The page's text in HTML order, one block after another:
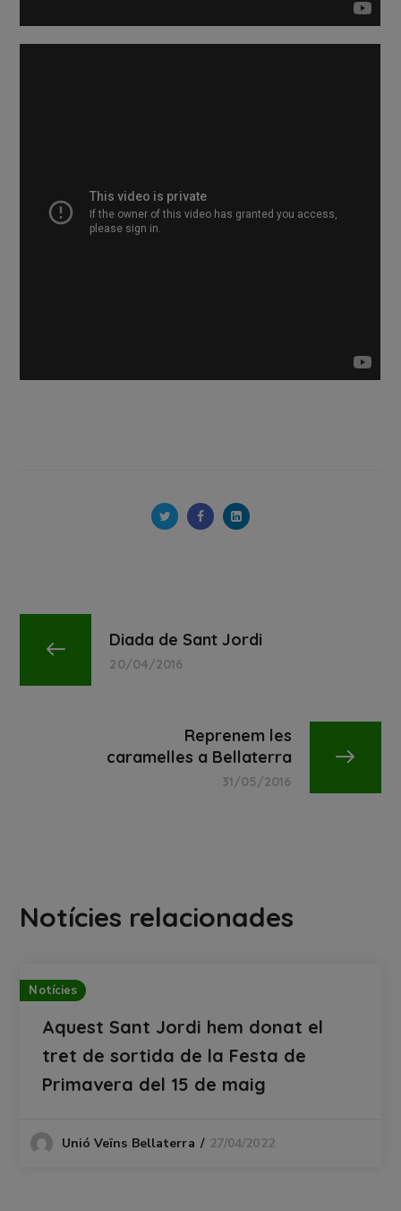
Diada de Sant Jordi
20/04/2016
Reprenem les
caramelles a Bellaterra
31/05/2016
Notícies relacionades
Notícies
Aquest Sant Jordi hem donat el
tret de sortida de la Festa de
Primavera del 15 de maig
Unió Veïns Bellaterra 27/04/2022